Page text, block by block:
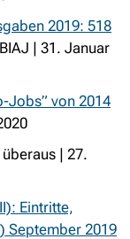
2019: 518
| 31. Januar
Jobs” von 2014
überaus | 27.
Eintritte,
September 2019